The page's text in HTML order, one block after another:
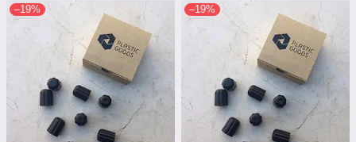
–19% –19%